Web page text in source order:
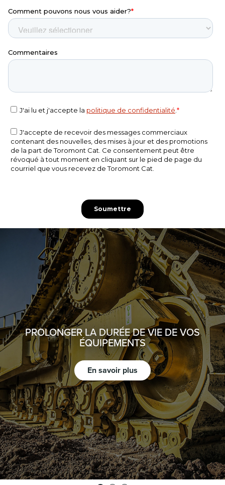
PROLONGER LA DURÉE DE VIE DE VOS
ÉQUIPEMENTS
En savoir plus